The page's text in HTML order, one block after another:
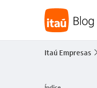
Itaú Empresas seta_direita